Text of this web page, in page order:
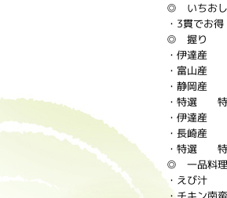
◎ いちおし
・3貫でお
◎ 握り
・伊達産
・富山産
・静岡産
・特選 特
・伊達産
・長崎産
・特選 特
◎ 一品料理
・えび